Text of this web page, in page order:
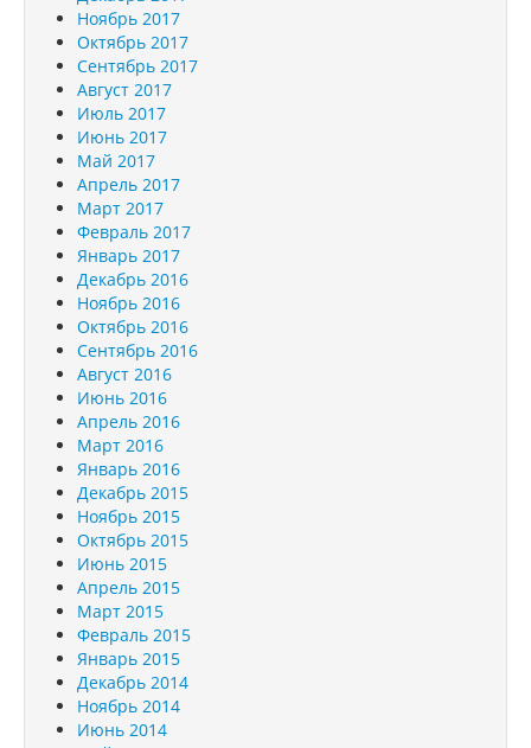
Ноябрь 2017
Октябрь 2017
Сентябрь 2017
Август 2017
Июль 2017
Июнь 2017
Май 2017
Апрель 2017
Март 2017
Февраль 2017
Январь 2017
Декабрь 2016
Ноябрь 2016
Октябрь 2016
Сентябрь 2016
Август 2016
Июнь 2016
Апрель 2016
Март 2016
Январь 2016
Декабрь 2015
Ноябрь 2015
Октябрь 2015
Июнь 2015
Апрель 2015
Март 2015
Февраль 2015
Январь 2015
Декабрь 2014
Ноябрь 2014
Июнь 2014